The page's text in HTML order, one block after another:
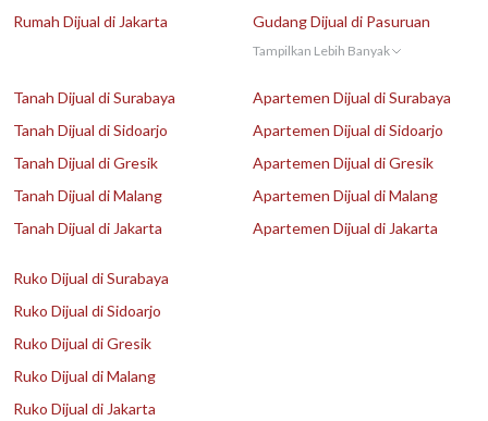
Rumah Dijual di Jakarta
Gudang Dijual di Pasuruan
Tampilkan Lebih Banyak
Tanah Dijual di Surabaya
Tanah Dijual di Sidoarjo
Tanah Dijual di Gresik
Tanah Dijual di Malang
Tanah Dijual di Jakarta
Apartemen Dijual di Surabaya
Apartemen Dijual di Sidoarjo
Apartemen Dijual di Gresik
Apartemen Dijual di Malang
Apartemen Dijual di Jakarta
Ruko Dijual di Surabaya
Ruko Dijual di Sidoarjo
Ruko Dijual di Gresik
Ruko Dijual di Malang
Ruko Dijual di Jakarta